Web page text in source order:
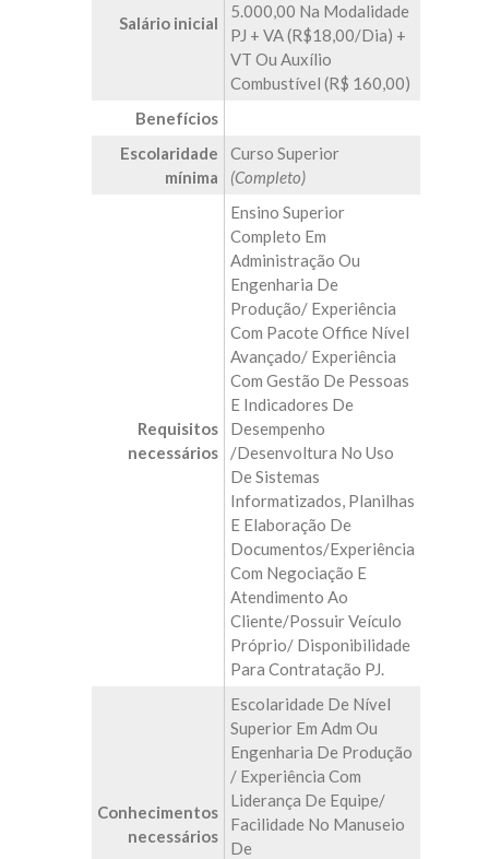
Salário inicial
5.000,00 Na Modalidade
PJ + VA (R$18,00/dia) +
VT Ou Auxílio
Combustível (R$ 160,00)
Benefícios
Escolaridade
mínima
Curso Superior
(Completo)
Requisitos
necessários
Ensino Superior
Completo Em
Administração Ou
Engenharia De
Produção/ Experiência
Com Pacote Office Nível
Avançado/ Experiência
Com Gestão De Pessoas
E Indicadores De
Desempenho
/Desenvoltura No Uso
De Sistemas
Informatizados, Planilhas
E Elaboração De
Documentos/Experiência
Com Negociação E
Atendimento Ao
Cliente/possuir Veículo
Próprio/ Disponibilidade
Para Contratação PJ.
Conhecimentos
necessários
Escolaridade De Nível
Superior Em Adm Ou
Engenharia De Produção
/ Experiência Com
Liderança De Equipe/
Facilidade No Manuseio
De